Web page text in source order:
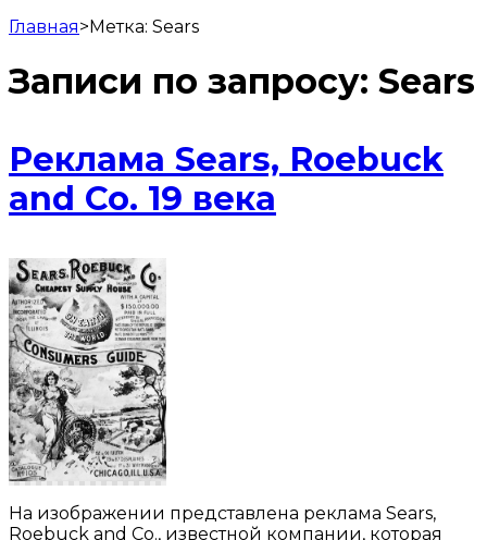
Главная>Метка: Sears
Записи по запросу: Sears
Реклама Sears, Roebuck
and Co. 19 века
На изображении представлена реклама Sears,
Roebuck and Co., известной компании, которая